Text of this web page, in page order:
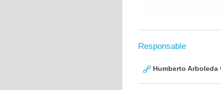
Responsable
Humberto Arboleda